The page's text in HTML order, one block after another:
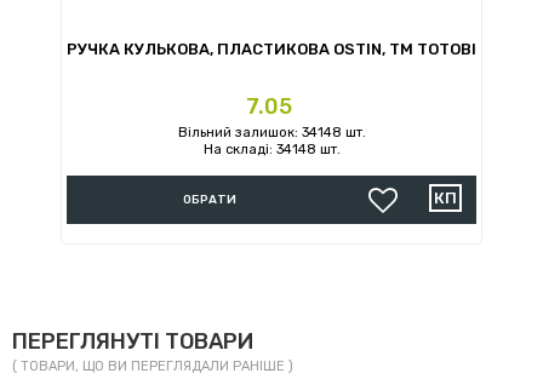
РУЧКА КУЛЬКОВА, ПЛАСТИКОВА OSTIN, ТМ TOTOBI
Ціна
7.05
Вільний залишок: 34148 шт.
На складі: 34148 шт.
ОБРАТИ
ПЕРЕГЛЯНУТІ ТОВАРИ
( ТОВАРИ, ЩО ВИ ПЕРЕГЛЯДАЛИ РАНІШЕ )